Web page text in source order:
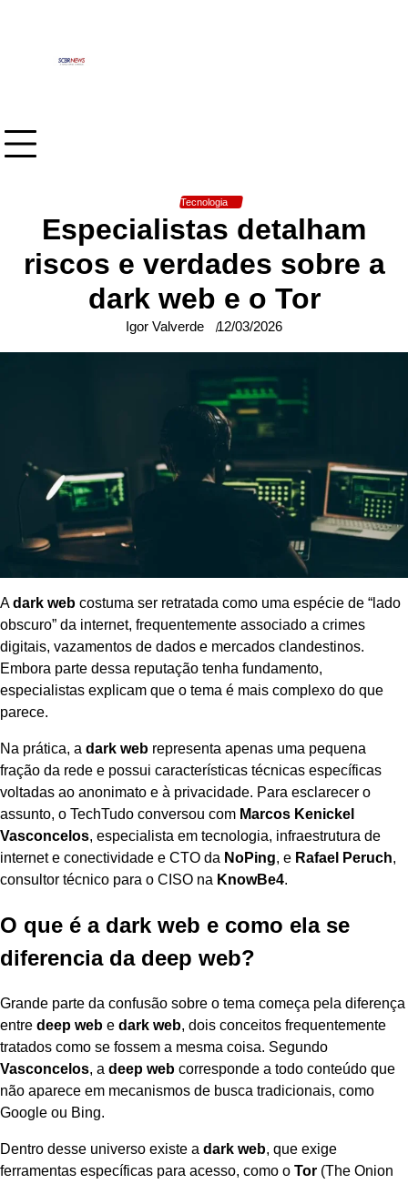
Tecnologia
Especialistas detalham
riscos e verdades sobre a
dark web e o Tor
Igor Valverde 12/03/2026
Adark web costuma ser retratada como uma espécie de “lado
obscuro” da internet, frequentemente associado a crimes
digitais, vazamentos de dados e mercados clandestinos.
Embora parte dessa reputação tenha fundamento,
especialistas explicam que o tema é mais complexo do que
parece.
Na prática, a dark web representa apenas uma pequena
fração da rede e possui características técnicas específicas
voltadas ao anonimato e à privacidade. Para esclarecer o
assunto, o TechTudo conversou com Marcos Kenickel
Vasconcelos, especialista em tecnologia, infraestrutura de
internet e conectividade e CTO da NoPing, e Rafael Peruch,
consultor técnico para o CISO na KnowBe4.
O que é a dark web e como ela se
diferencia da deep web?
Grande parte da confusão sobre o tema começa pela diferença
entre deep web e dark web, dois conceitos frequentemente
tratados como se fossem a mesma coisa. Segundo
Vasconcelos, a deep web corresponde a todo conteúdo que
não aparece em mecanismos de busca tradicionais, como
Google ou Bing.
Dentro desse universo existe a dark web, que exige
ferramentas específicas para acesso, como o Tor (The Onion